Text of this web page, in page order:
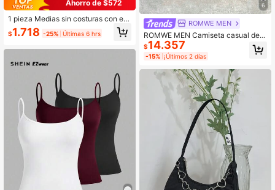
Ahorro de $572
1 pieza Medias sin costuras con est
ampado floral burdeos, pantimedia t
ransparente con diseño calado, esti
$1.718 -25% Últimas 6 hrs
6
ROMWE MEN
ROMWE MEN Camiseta casual de
manga larga con estampado de estr
ella de color contrastante y parches
para hombre, otoño
$14.357
-15% ¡Últimos 2 días